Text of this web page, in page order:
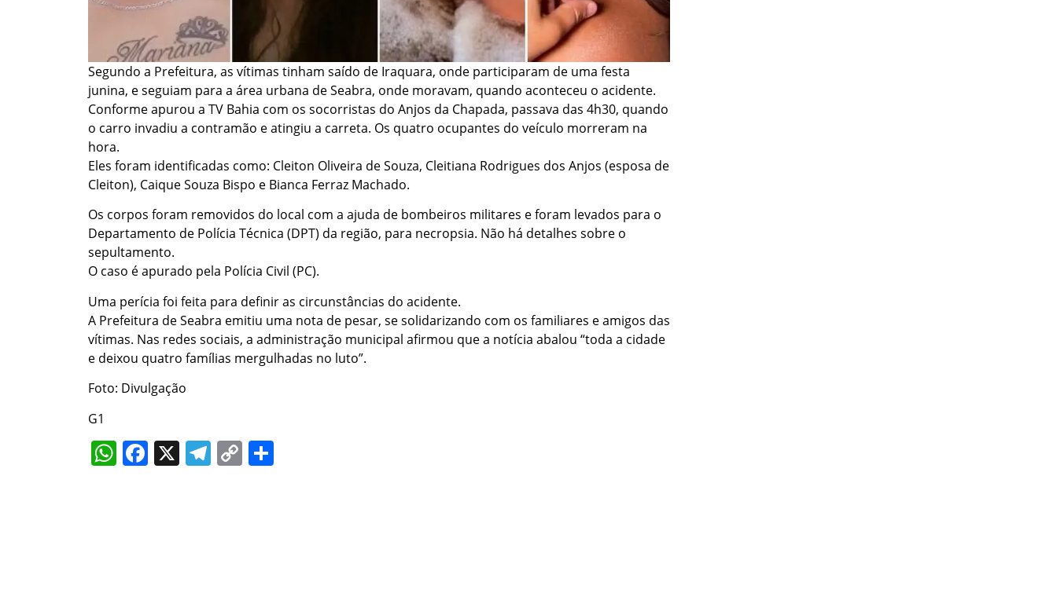
Segundo a Prefeitura, as vítimas tinham saído de Iraquara, onde participaram de uma festa
junina, e seguiam para a área urbana de Seabra, onde moravam, quando aconteceu o acidente.
Conforme apurou a TV Bahia com os socorristas do Anjos da Chapada, passava das 4h30, quando
o carro invadiu a contramão e atingiu a carreta. Os quatro ocupantes do veículo morreram na
hora.
Eles foram identificadas como: Cleiton Oliveira de Souza, Cleitiana Rodrigues dos Anjos (esposa de
Cleiton), Caique Souza Bispo e Bianca Ferraz Machado.
Os corpos foram removidos do local com a ajuda de bombeiros militares e foram levados para o
Departamento de Polícia Técnica (DPT) da região, para necropsia. Não há detalhes sobre o
sepultamento.
O caso é apurado pela Polícia Civil (PC).
Uma perícia foi feita para definir as circunstâncias do acidente.
A Prefeitura de Seabra emitiu uma nota de pesar, se solidarizando com os familiares e amigos das
vítimas. Nas redes sociais, a administração municipal afirmou que a notícia abalou “toda a cidade
e deixou quatro famílias mergulhadas no luto”.
Foto: Divulgação
G1
WhatsApp
Facebook
X Telegram
Copy
Link